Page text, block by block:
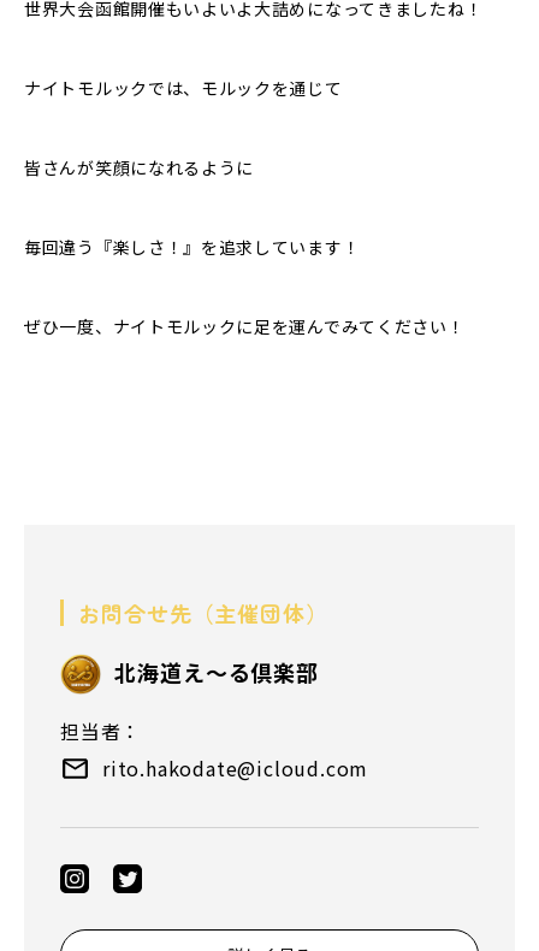
世界大会函館開催もいよいよ大詰めになってきましたね！
ナイトモルックでは、モルックを通じて
皆さんが笑顔になれるように
毎回違う『楽しさ！』を追求しています！
ぜひ一度、ナイトモルックに足を運んでみてください！
お問合せ先（主催団体）
北海道え～る倶楽部
担当者：
rito.hakodate@icloud.com